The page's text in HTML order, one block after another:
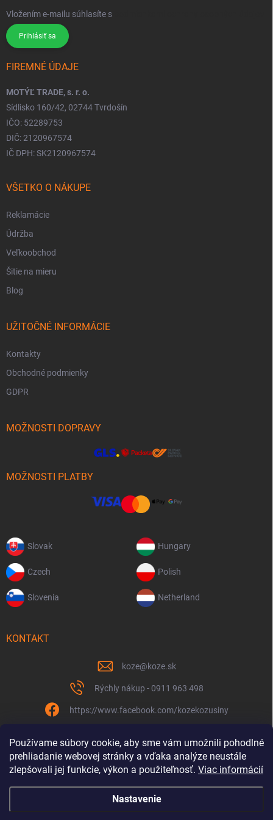
Používame súbory cookie, aby sme vám umožnili pohodlné
prehliadanie webovej stránky a vďaka analýze neustále
zlepšovali jej funkcie, výkon a použiteľnosť. Viac informácií
Nastavenie
Vložením e-mailu súhlasíte s
Prihlásiť sa
FIREMNÉ ÚDAJE
MOTÝĽ TRADE, s. r. o.
Sídlisko 160/42, 02744 Tvrdošín
IČO: 52289753
DIČ: 2120967574
IČ DPH: SK2120967574
VŠETKO O NÁKUPE
Reklamácie
Údržba
Veľkoobchod
Šitie na mieru
Blog
UŽITOČNÉ INFORMÁCIE
Kontakty
Obchodné podmienky
GDPR
MOŽNOSTI DOPRAVY
MOŽNOSTI PLATBY
Slovak Hungary
Czech Polish
Slovenia Netherland
KONTAKT
koze@koze.sk
Rýchly nákup - 0911 963 498
https://www.facebook.com/kozekozusiny
Spolu to ťaháme už 9 rokov